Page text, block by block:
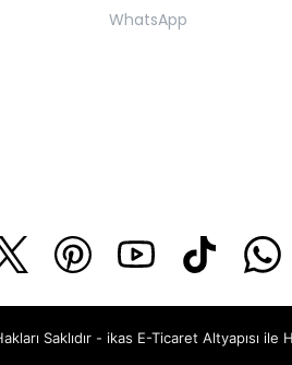
WhatsApp
Saklıdır - ikas E-Ticaret Altyapısı ile